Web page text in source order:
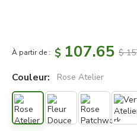
À partir de : $ 107.65 $
Couleur: Rose Atelier